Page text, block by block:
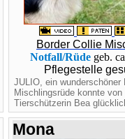
Border Collie
Notfall/Rüde geb.
Pflegestelle
JULIO, ein wunderschöner
Mischlingsrüde konnte von
Tierschützerin Bea
Mona